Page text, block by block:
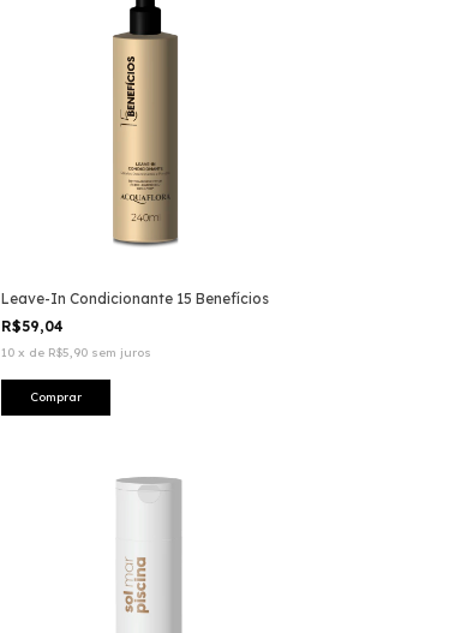
Leave-In Condicionante 15 Benefícios
R$59,04
10 x de R$5,90 sem juros